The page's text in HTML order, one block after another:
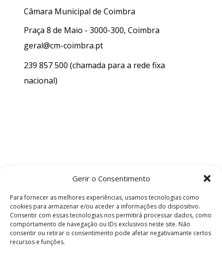
Gerir o Consentimento
Para fornecer as melhores experiências, usamos tecnologias como
cookies para armazenar e/ou aceder a informações do dispositivo.
Consentir com essas tecnologias nos permitirá processar dados, como
comportamento de navegação ou IDs exclusivos neste site. Não
consentir ou retirar o consentimento pode afetar negativamante certos
recursos e funções.
Câmara Municipal de Coimbra
Praça 8 de Maio - 3000-300, Coimbra
geral@cm-coimbra.pt
239 857 500 (chamada para a rede fixa
nacional)